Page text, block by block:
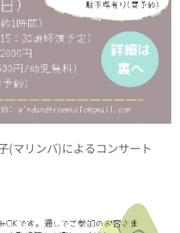
マリンバ)によるコンサート